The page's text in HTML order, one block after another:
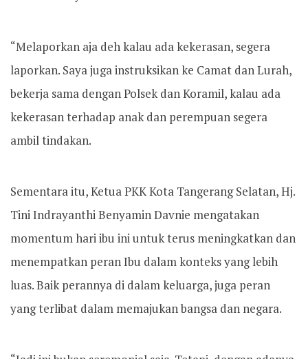
“Melaporkan aja deh kalau ada kekerasan, segera
laporkan. Saya juga instruksikan ke Camat dan Lurah,
bekerja sama dengan Polsek dan Koramil, kalau ada
kekerasan terhadap anak dan perempuan segera
ambil tindakan.
Sementara itu, Ketua PKK Kota Tangerang Selatan, Hj.
Tini Indrayanthi Benyamin Davnie mengatakan
momentum hari ibu ini untuk terus meningkatkan dan
menempatkan peran Ibu dalam konteks yang lebih
luas. Baik perannya di dalam keluarga, juga peran
yang terlibat dalam memajukan bangsa dan negara.